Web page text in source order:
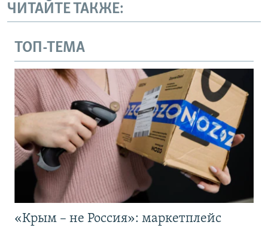
ЧИТАЙТЕ ТАКЖЕ:
ТОП-ТЕМА
«Крым – не Россия»: маркетплейс